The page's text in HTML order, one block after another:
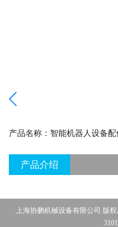
产品名称： 智能机器人设备配
产品介绍
上海协鹏机械设备有限公司 版